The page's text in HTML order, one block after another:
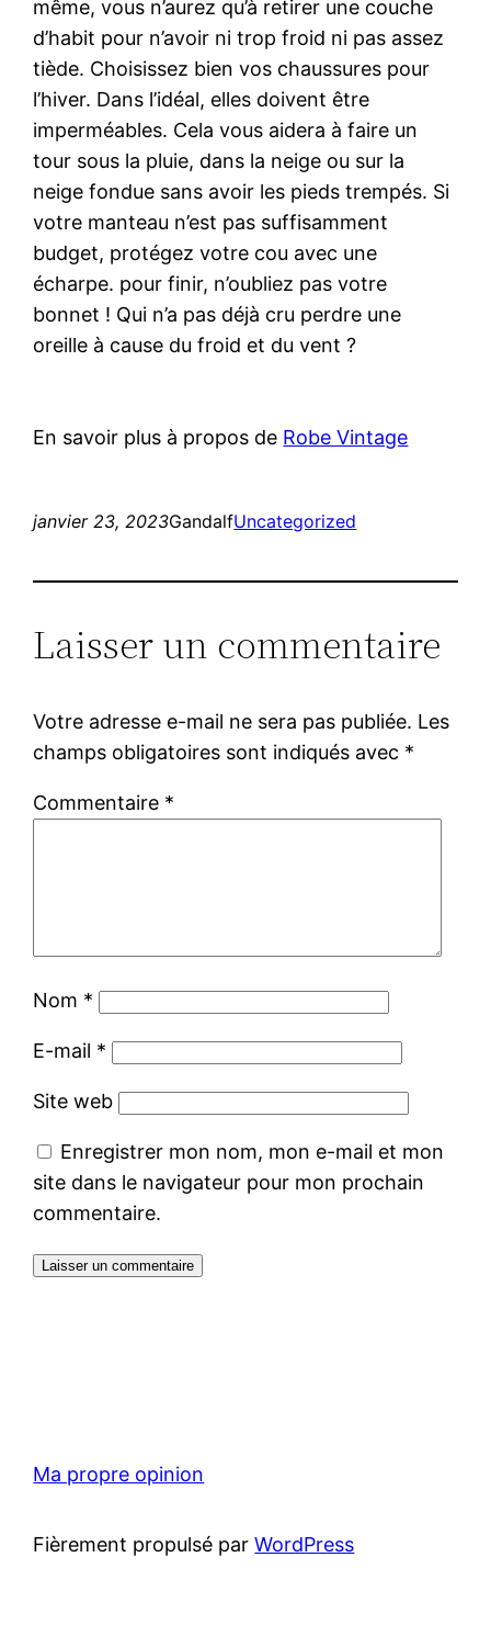
même, vous n’aurez qu’à retirer une couche
d’habit pour n’avoir ni trop froid ni pas assez
tiède. Choisissez bien vos chaussures pour
l’hiver. Dans l’idéal, elles doivent être
imperméables. Cela vous aidera à faire un
tour sous la pluie, dans la neige ou sur la
neige fondue sans avoir les pieds trempés. Si
votre manteau n’est pas suffisamment
budget, protégez votre cou avec une
écharpe. pour finir, n’oubliez pas votre
bonnet ! Qui n’a pas déjà cru perdre une
oreille à cause du froid et du vent ?
En savoir plus à propos de Robe Vintage
janvier 23, 2023GandalfUncategorized
Laisser un commentaire
Votre adresse e-mail ne sera pas publiée. Les
champs obligatoires sont indiqués avec *
Commentaire *
Nom *
E-mail *
Site web
Enregistrer mon nom, mon e-mail et mon
site dans le navigateur pour mon prochain
commentaire.
Ma propre opinion
Fièrement propulsé parWordPress